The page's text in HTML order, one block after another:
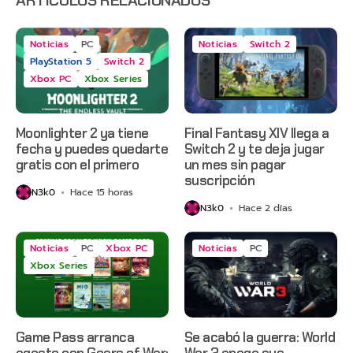
Noticias
PC
PlayStation 5
Switch 2
Xbox PC
Xbox Series
Moonlighter 2 ya tiene
fecha y puedes quedarte
gratis con el primero
N3k0 Hace 15 horas
Noticias Switch 2
Final Fantasy XIV llega a
Switch 2 y te deja jugar
un mes sin pagar
suscripción
N3k0 Hace 2 días
Noticias PC
Xbox PC
Xbox Series
Game Pass arranca
Noticias PC
Se acabó la guerra: World